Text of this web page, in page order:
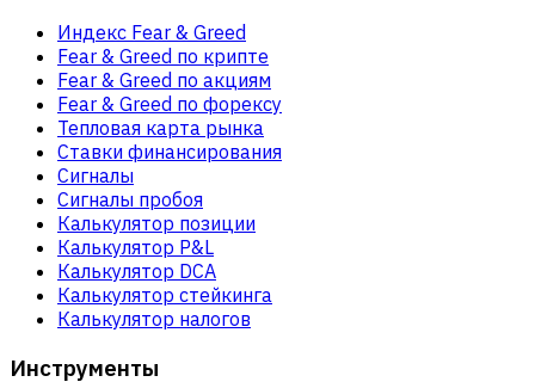
Индекс Fear & Greed
Fear & Greed по крипте
Fear & Greed по акциям
Fear & Greed по форексу
Тепловая карта рынка
Ставки финансирования
Сигналы
Сигналы пробоя
Калькулятор позиции
Калькулятор P&L
Калькулятор DCA
Калькулятор стейкинга
Калькулятор налогов
Инструменты